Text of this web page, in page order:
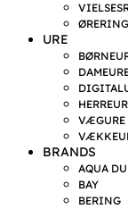
URE
VÆGURE
BRANDS
AQUA
BAY
BERING